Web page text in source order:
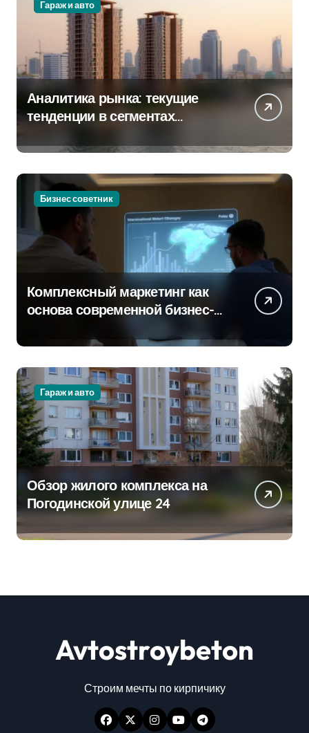
Гараж и авто
Аналитика рынка: текущие
тенденции в сегментах
Бизнес советник
Комплексный маркетинг как
основа современной бизнес-
Гараж и авто
Обзор жилого комплекса на
Погодинской улице 24
Avtostroybeton
Строим мечты по кирпичику